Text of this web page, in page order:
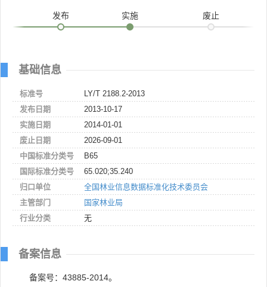
发布 实施 废止
基础信息
标准号
LY/T 2188.2-2013
发布日期
2013-10-17
实施日期
2014-01-01
废止日期
2026-09-01
中国标准分类号
B65
国际标准分类号
65.020;35.240
归口单位
全国林业信息数据标准化技术委员会
主管部门
国家林业局
行业分类
无
备案信息
备案号：43885-2014。